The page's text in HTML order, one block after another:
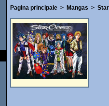
Pagina principale > Mangas >